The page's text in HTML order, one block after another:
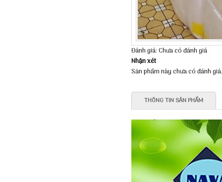
Đánh giá: Chưa có đánh giá
Nhận xét
Sản phẩm này chưa có đánh giá.
THÔNG TIN SẢN PHẨM